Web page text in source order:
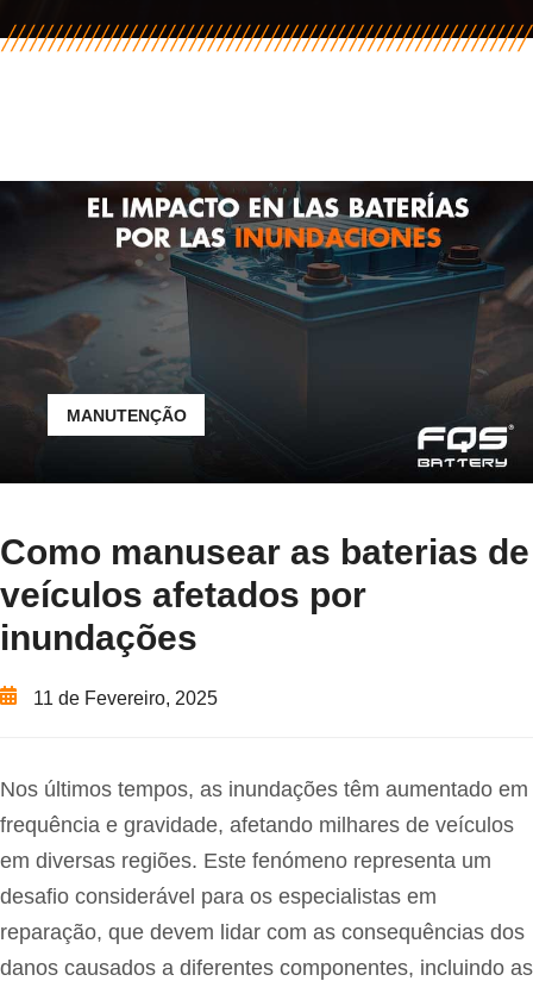
MANUTENÇÃO
Como manusear as baterias de
veículos afetados por
inundações
11 de Fevereiro, 2025
Nos últimos tempos, as inundações têm aumentado em
frequência e gravidade, afetando milhares de veículos
em diversas regiões. Este fenómeno representa um
desafio considerável para os especialistas em
reparação, que devem lidar com as consequências dos
danos causados a diferentes componentes, incluindo as